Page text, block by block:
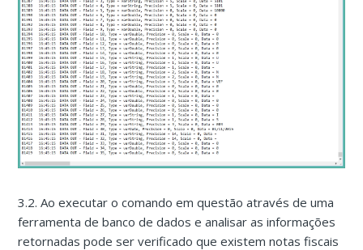
3.2. Ao executar o comando em questão através de uma
ferramenta de banco de dados e analisar as informações
retornadas pode ser verificado que existem notas fiscais